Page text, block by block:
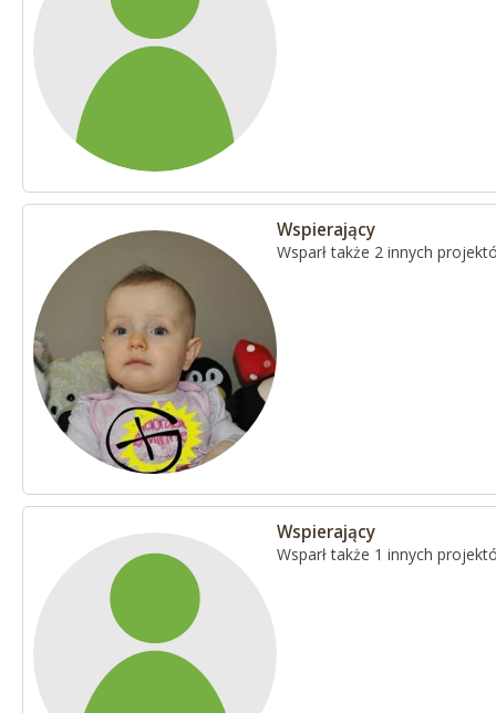
Wspierający
Wsparł także 2 innych
Wspierający
Wsparł także 1 innych